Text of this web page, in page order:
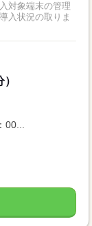
対象端末の管理
入状況の取りま